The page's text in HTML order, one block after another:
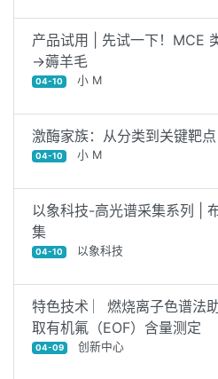
产品试用 | 先试一下！MCE
→薅羊毛
04-10 小 M
激酶家族：从分类到关键靶点
04-10 小 M
以象科技-高光谱采集系列 |
集
04-10 以象科技
特色技术 ︳燃烧离子色谱法
取有机氟（EOF）含量测定
04-09 创新中心